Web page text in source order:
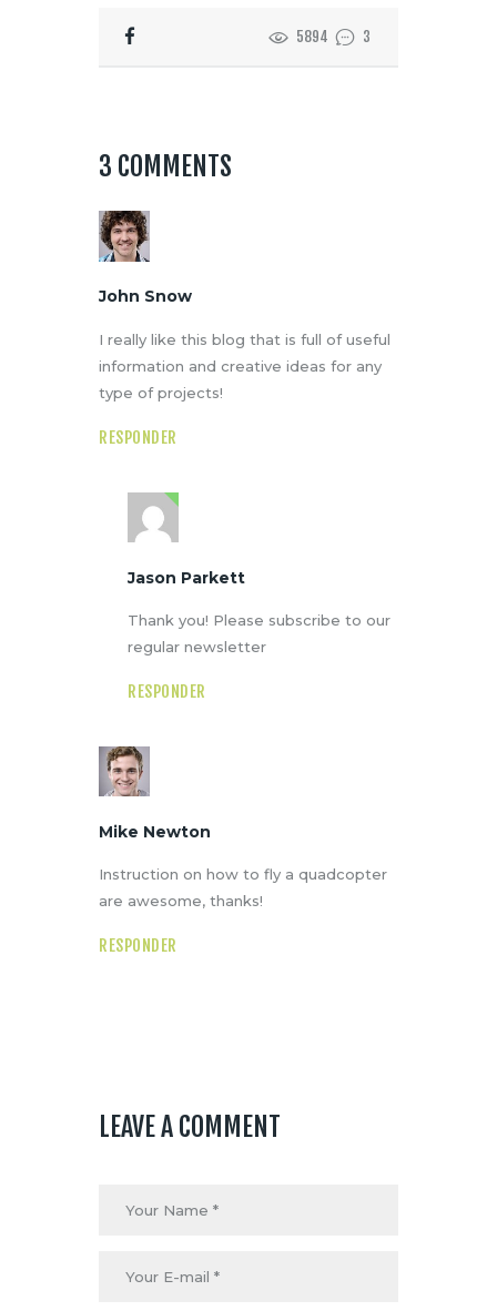
5894 3
3 COMMENTS
John Snow
I really like this blog that is full of useful
information and creative ideas for any
type of projects!
RESPONDER
Jason Parkett
Thank you! Please subscribe to our
regular newsletter
RESPONDER
Mike Newton
Instruction on how to fly a quadcopter
are awesome, thanks!
RESPONDER
LEAVE A COMMENT